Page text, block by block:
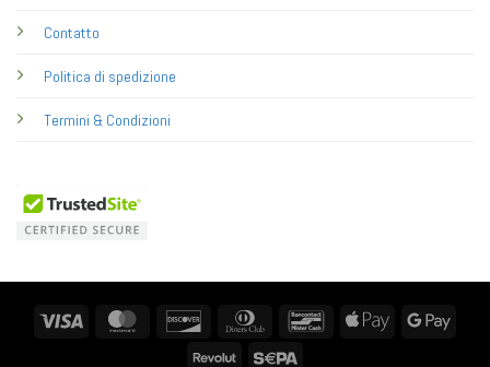
Contatto
Politica di spedizione
Termini & Condizioni
Visa MasterCard Discover
Dinners
BancontactApple
Revolut